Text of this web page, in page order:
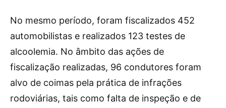
No mesmo período, foram fiscalizados 452
automobilistas e realizados 123 testes de
alcoolemia. No âmbito das ações de
fiscalização realizadas, 96 condutores foram
alvo de coimas pela prática de infrações
rodoviárias, tais como falta de inspeção e de